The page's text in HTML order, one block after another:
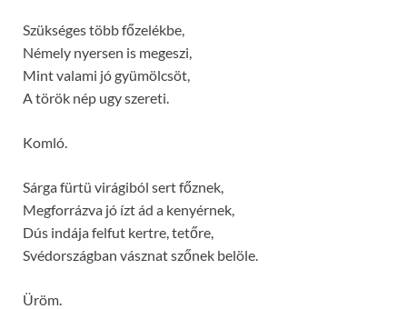
Szükséges több főzelékbe,
Némely nyersen is megeszi,
Mint valami jó gyümölcsöt,
A török nép ugy szereti.
Komló.
Sárga fürtü virágiból sert főznek,
Megforrázva jó ízt ád a kenyérnek,
Dús indája felfut kertre, tetőre,
Svédországban vásznat szőnek belöle.
Üröm.